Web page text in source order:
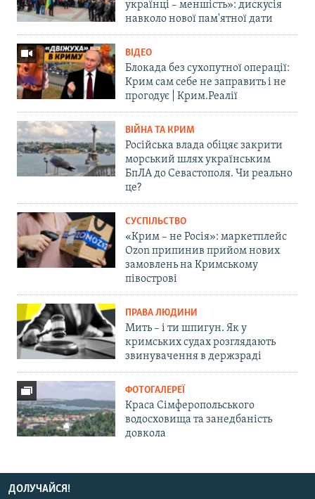
українці – меншість»: дискусія
навколо нової пам'ятної дати
ВІДЕО
Блокада без сухопутної операції:
Крим сам себе не заправить і не
прогодує | Крим.Реалії
ВІЙНА ТА КРИМ
Російська влада обіцяє закрити
морський шлях українським
БпЛА до Севастополя. Чи реально
це?
СУСПІЛЬСТВО
«Крим – не Росія»: маркетплейс
Ozon припинив прийом нових
замовлень на Кримському
півострові
ПРАВА ЛЮДИНИ
Мить – і ти шпигун. Як у
кримських судах розглядають
звинувачення в держзраді
ФОТОГАЛЕРЕЇ
Краса Сімферопольського
водосховища та занедбаність
довкола
ДОЛУЧАЙСЯ!